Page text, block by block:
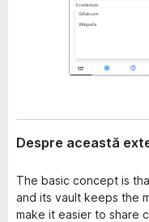
Despre această
The basic concept is
and its vault keeps the
make it easier to share